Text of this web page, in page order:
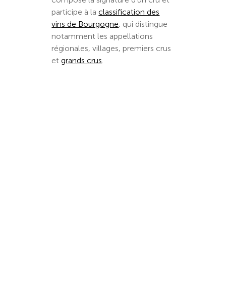
participe à laclassification des
vins de Bourgogne, qui distingue
notamment les appellations
régionales, villages, premiers crus
et grands crus